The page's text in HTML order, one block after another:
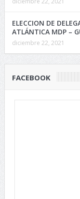
ELECCION DE
ATLÁNTICA MDP –
diciembre 22, 2021
FACEBOOK